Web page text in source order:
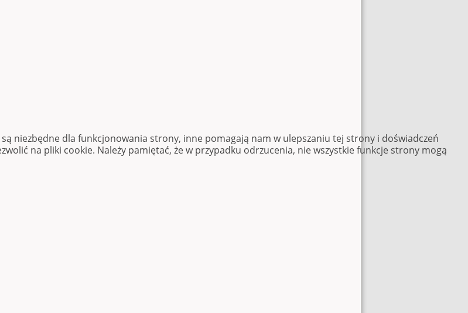
niezbędne dla funkcjonowania strony, inne pomagają nam w ulepszaniu tej strony i doświadczeń
na pliki cookie. Należy pamiętać, że w przypadku odrzucenia, nie wszystkie funkcje strony mogą